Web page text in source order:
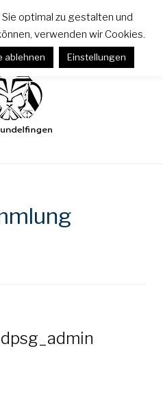
dpsg_admin
optimal zu gestalten und
verwenden wir Cookies.
ablehnen Einstellungen